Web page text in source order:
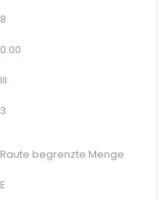
8
0.00
III
3
Raute begrenzte Menge
E